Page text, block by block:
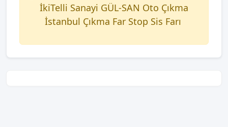
İkiTelli Sanayi GÜL-SAN Oto Çıkma
İstanbul Çıkma Far Stop Sis Farı